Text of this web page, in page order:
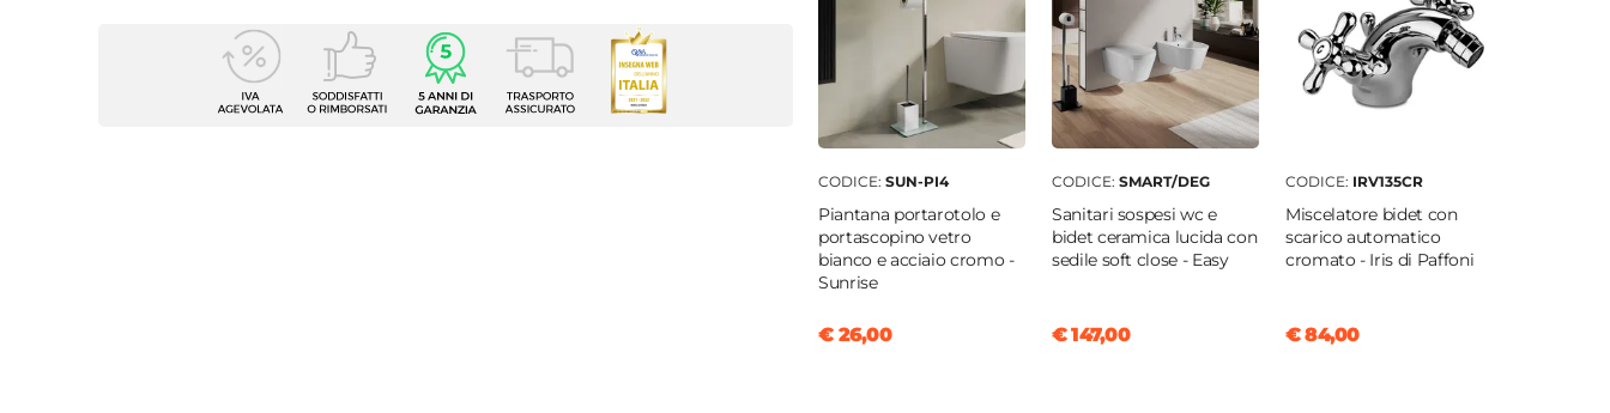
Caratteristiche
Miscelatore Lavabo
Paffoni
CODICE: SUN-PI4
Piantana portarotolo e
portascopino vetro
bianco e acciaio cromo -
Sunrise
€ 26,00
CODICE: SMART/DEG
Sanitari sospesi wc e
bidet ceramica lucida con
sedile soft close - Easy
€ 147,00
CODICE: IRV135CR
Miscelatore bidet con
scarico automatico
cromato - Iris di Paffoni
€ 84,00